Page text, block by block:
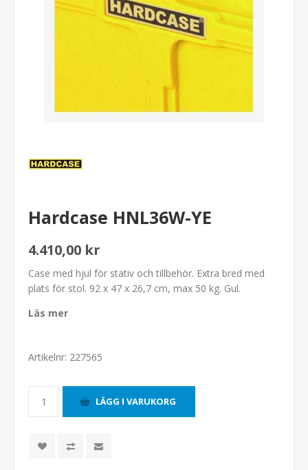
Hardcase HNL36W-YE
4.410,00 kr
Case med hjul för stativ och tillbehör. Extra bred med
plats för stol. 92 x 47 x 26,7 cm, max 50 kg. Gul.
Läs mer
Artikelnr: 227565